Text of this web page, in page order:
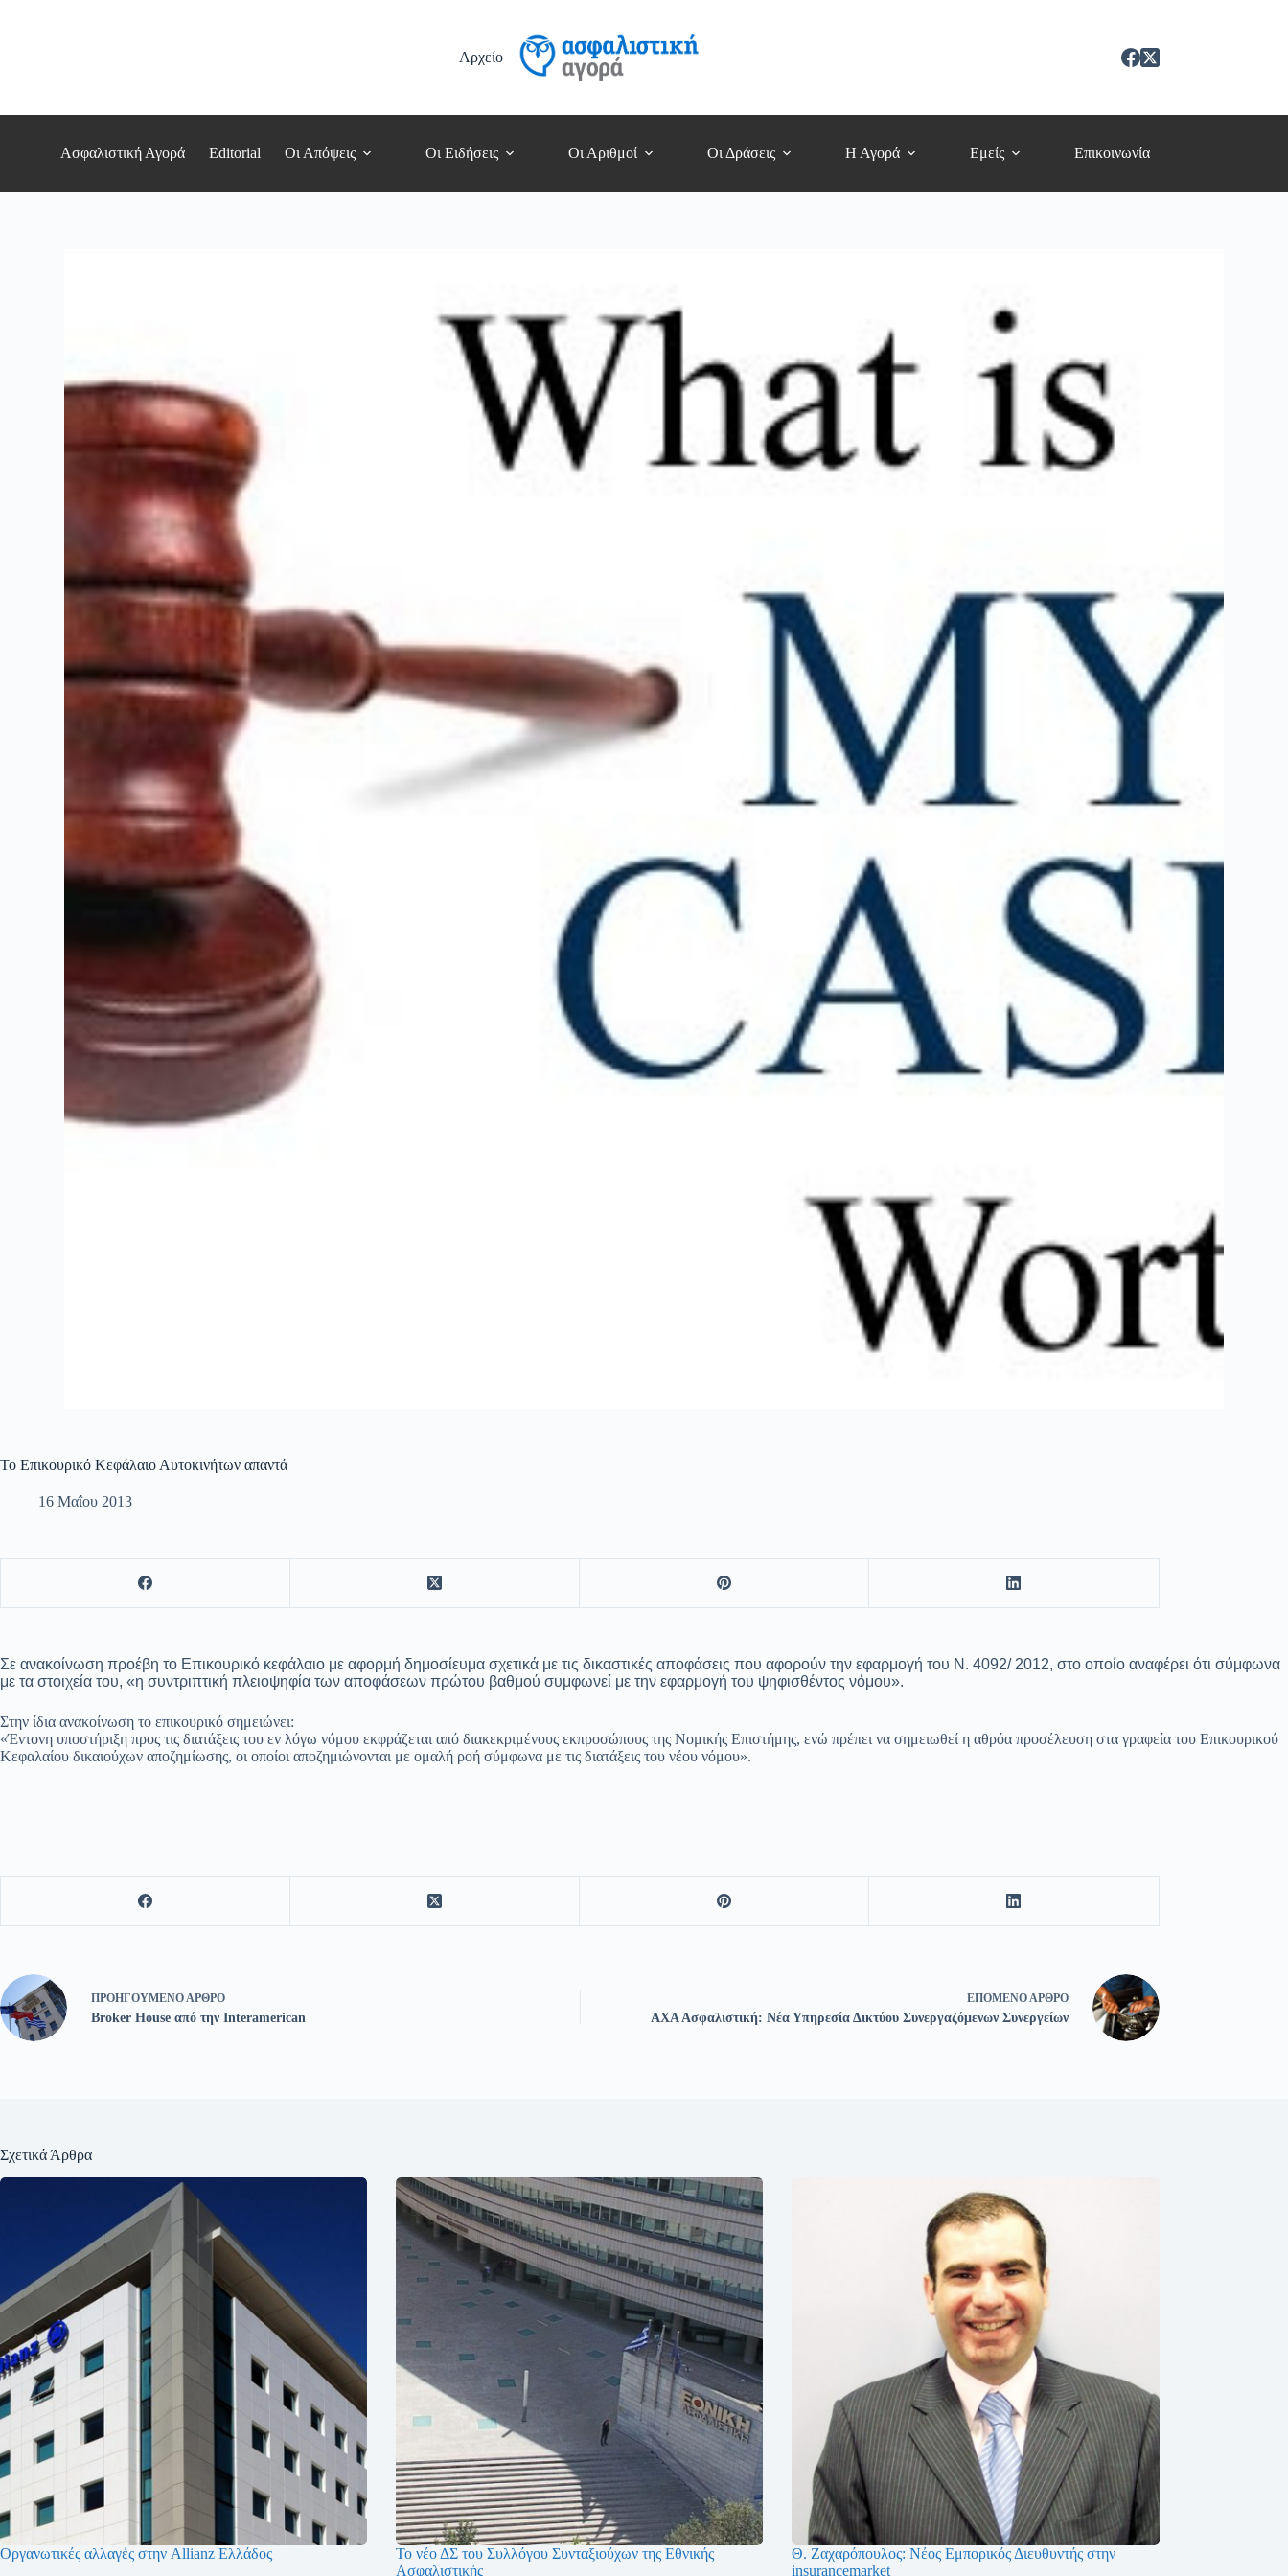
Αρχείο
Ασφαλιστική Αγορά Editorial Οι Απόψεις Οι Ειδήσεις Οι Αριθμοί Οι Δράσεις Η Αγορά Εμείς Επικοινωνία
Το Επικουρικό Κεφάλαιο Αυτοκινήτων απαντά
16 Μαΐου 2013
Σε ανακοίνωση προέβη το Επικουρικό κεφάλαιο με αφορμή δημοσίευμα σχετικά με τις δικαστικές αποφάσεις που αφορούν την εφαρμογή του Ν. 4092/ 2012, στο οποίο αναφέρει ότι σύμφωνα
με τα στοιχεία του, «η συντριπτική πλειοψηφία των αποφάσεων πρώτου βαθμού συμφωνεί με την εφαρμογή του ψηφισθέντος νόμου».
Στην ίδια ανακοίνωση το επικουρικό σημειώνει:
«Έντονη υποστήριξη προς τις διατάξεις του εν λόγω νόμου εκφράζεται από διακεκριμένους εκπροσώπους της Νομικής Επιστήμης, ενώ πρέπει να σημειωθεί η αθρόα προσέλευση στα γραφεία του Επικουρικού
Κεφαλαίου δικαιούχων αποζημίωσης, οι οποίοι αποζημιώνονται με ομαλή ροή σύμφωνα με τις διατάξεις του νέου νόμου».
ΠΡΟΗΓΟΎΜΕΝΟΆΡΘΡΟ
Broker House από την Interamerican
ΕΠΌΜΕΝΟΆΡΘΡΟ
ΑΧΑ Ασφαλιστική: Νέα Υπηρεσία Δικτύου Συνεργαζόμενων Συνεργείων
Σχετικά Άρθρα
Οργανωτικές αλλαγές στην Allianz Ελλάδος
Το νέο ΔΣ του Συλλόγου Συνταξιούχων της Εθνικής
Ασφαλιστικής
Θ. Ζαχαρόπουλος: Νέος Εμπορικός Διευθυντής στην
insurancemarket